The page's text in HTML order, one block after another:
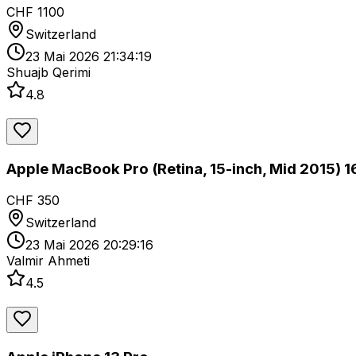
CHF 1100
Switzerland
23 Mai 2026 21:34:19
Shuajb Qerimi
4.8
Apple MacBook Pro (Retina, 15-inch, Mid 2015)
CHF 350
Switzerland
23 Mai 2026 20:29:16
Valmir Ahmeti
4.5